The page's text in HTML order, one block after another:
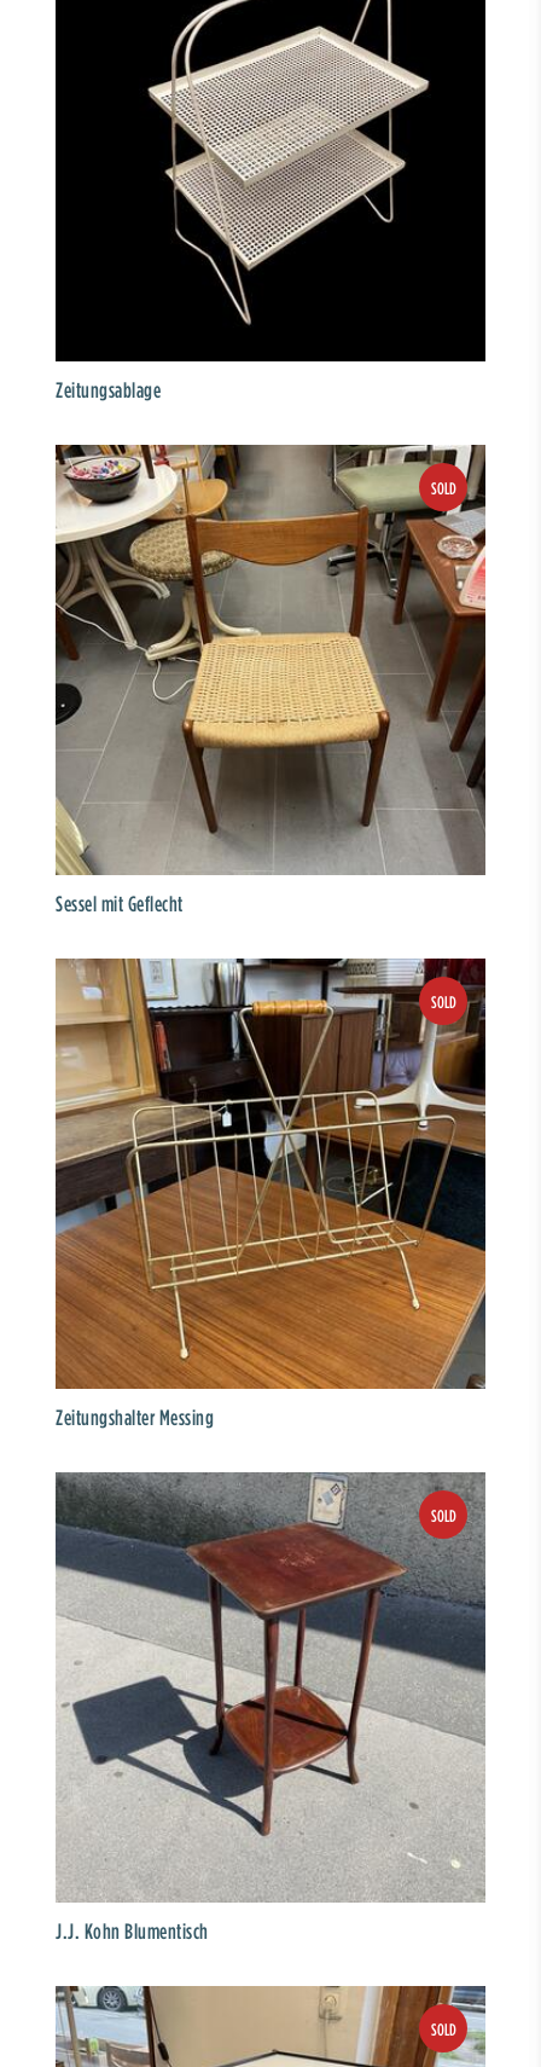
Zeitungsablage
Sessel mit Geflecht
Zeitungshalter Messing
J.J. Kohn Blumentisch